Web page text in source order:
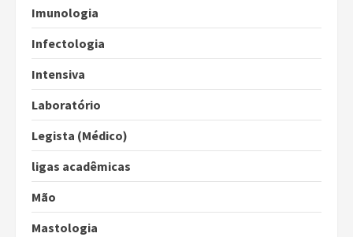
Imunologia
Infectologia
Intensiva
Laboratório
Legista (Médico)
ligas acadêmicas
Mão
Mastologia